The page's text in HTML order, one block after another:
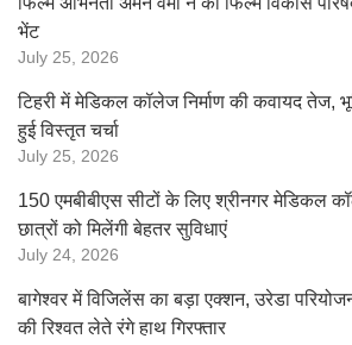
भेंट
July 25, 2026
टिहरी में मेडिकल कॉलेज निर्माण की कवायद तेज,
हुई विस्तृत चर्चा
July 25, 2026
150 एमबीबीएस सीटों के लिए श्रीनगर मेडिकल
छात्रों को मिलेंगी बेहतर सुविधाएं
July 24, 2026
बागेश्वर में विजिलेंस का बड़ा एक्शन, उरेडा
की रिश्वत लेते रंगे हाथ गिरफ्तार